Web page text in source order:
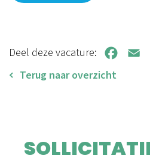
Deel deze vacature: Facebook
Email
Terug naar overzicht